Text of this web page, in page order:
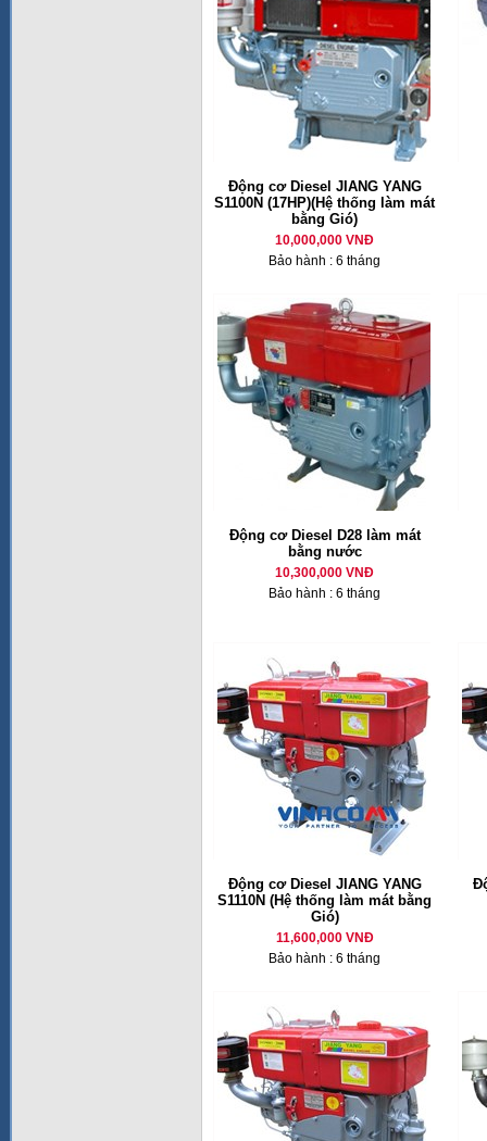
Động cơ Diesel JIANG YANG
S1100N (17HP)(Hệ thống làm mát
bằng Gió)
10,000,000 VNĐ
Bảo hành : 6 tháng
Động cơ Diesel D28 làm mát
bằng nước
10,300,000 VNĐ
Bảo hành : 6 tháng
Động cơ Diesel JIANG YANG
S1110N (Hệ thống làm mát bằng
Gió)
11,600,000 VNĐ
Bảo hành : 6 tháng